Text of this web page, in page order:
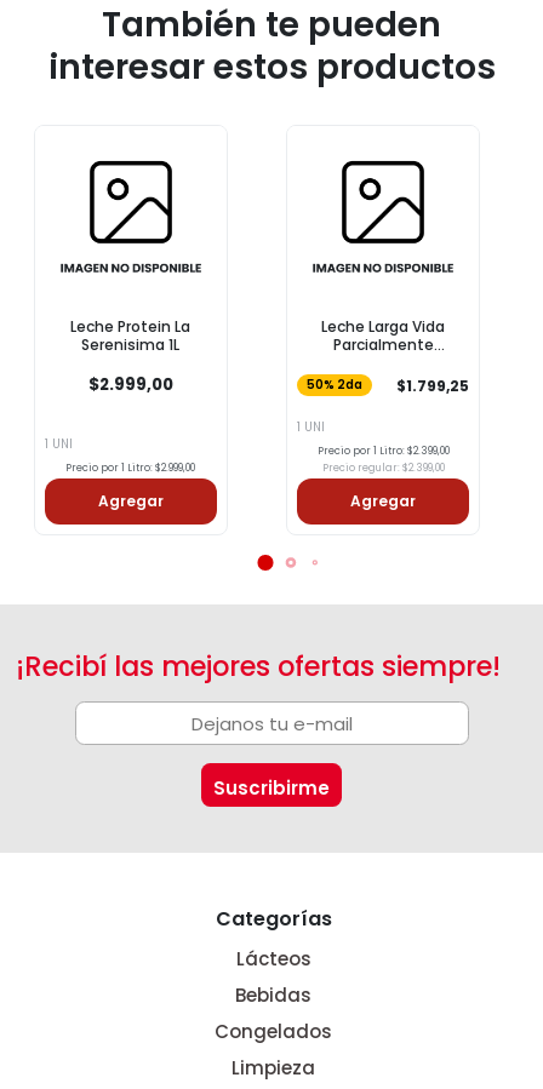
También te pueden
interesar estos productos
Leche Protein La
Serenisima 1L
$2.999,00
1 UNI
Precio por 1 Litro: $2.999,00
Agregar
Leche Larga Vida
Parcialmente
50% 2da $1.799,25
1 UNI
Precio por 1 Litro: $2.399,00
Precio regular: $2.399,00
Agregar
¡Recibí las mejores ofertas siempre!
Categorías
Lácteos
Bebidas
Congelados
Limpieza